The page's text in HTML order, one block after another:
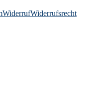
WiderrufWiderrufsrecht